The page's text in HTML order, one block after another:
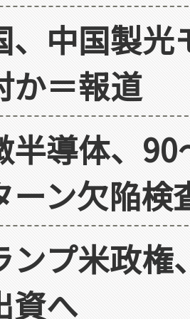
、中国製光
か＝報道
半導体、
ーン欠陥検
ンプ米政
資へ